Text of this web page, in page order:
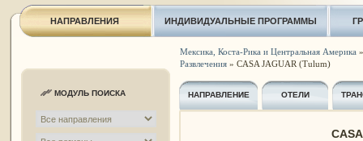
НАПРАВЛЕНИЯ ИНДИВИДУАЛЬНЫЕ ПРОГРАММЫ
МОДУЛЬ ПОИСКА
Мексика, Коста-Рика и Центральная Америка
Развлечения» CASA JAGUAR (Tulum)
НАПРАВЛЕНИЕ ОТЕЛИ